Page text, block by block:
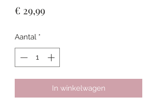
€ 29,99Prijs
Aantal *
In winkelwagen